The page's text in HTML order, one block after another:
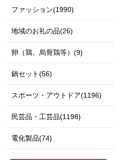
ファッション(1990)
地域のお礼の品(26)
卵（鶏、烏骨鶏等）(9)
鍋セット(56)
スポーツ・アウトドア(1196)
民芸品・工芸品(1198)
電化製品(74)